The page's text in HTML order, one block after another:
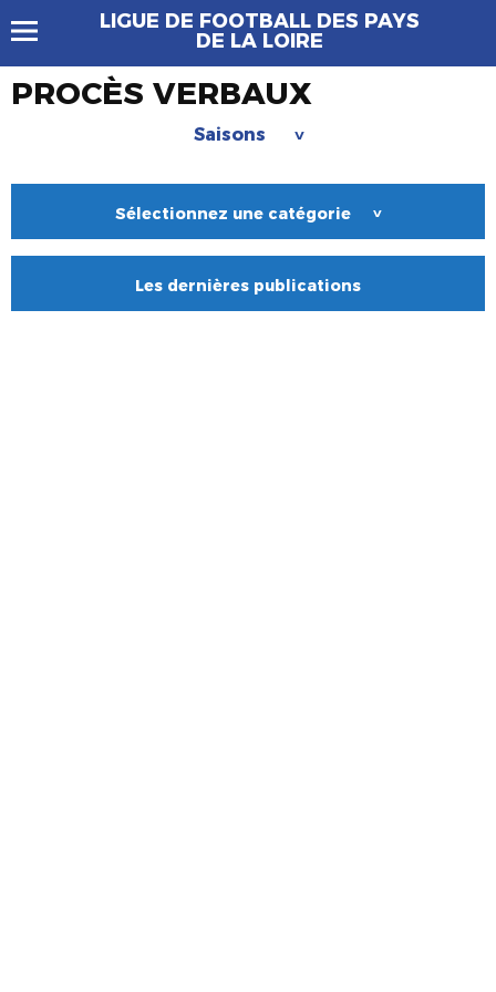
LIGUE DE FOOTBALL DES PAYS
DE LA LOIRE
PROCÈS VERBAUX
Saisons >
Sélectionnez une catégorie >
Les dernières publications